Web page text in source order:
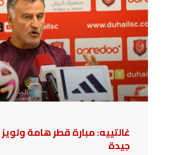
غالتييه: مبارة قطر هامة ولويز
جيدة